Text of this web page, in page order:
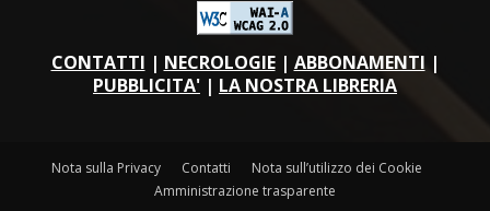
CONTATTI | NECROLOGIE| ABBONAMENTI |
PUBBLICITA' | LA NOSTRA LIBRERIA
Nota sulla Privacy Contatti
Nota sull’utilizzo dei Cookie
Amministrazione trasparente